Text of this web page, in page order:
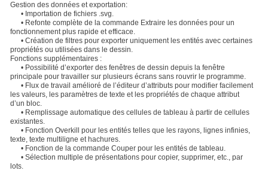
Gestion des données et exportation:
• Importation de fichiers .svg.
• Refonte complète de la commande Extraire les données pour un
fonctionnement plus rapide et efficace.
• Création de filtres pour exporter uniquement les entités avec certaines
propriétés ou utilisées dans le dessin.
Fonctions supplémentaires :
• Possibilité d’exporter des fenêtres de dessin depuis la fenêtre
principale pour travailler sur plusieurs écrans sans rouvrir le programme.
• Flux de travail amélioré de l’éditeur d’attributs pour modifier facilement
les valeurs, les paramètres de texte et les propriétés de chaque attribut
d’un bloc.
• Remplissage automatique des cellules de tableau à partir de cellules
existantes.
• Fonction Overkill pour les entités telles que les rayons, lignes infinies,
texte, texte multiligne et hachures.
• Fonction de la commande Couper pour les entités de tableau.
• Sélection multiple de présentations pour copier, supprimer, etc., par
lots.